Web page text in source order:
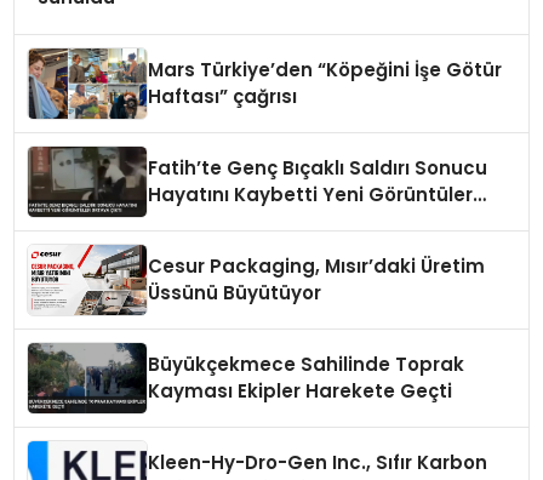
Mars Türkiye’den “Köpeğini İşe Götür
Haftası” çağrısı
Fatih’te Genç Bıçaklı Saldırı Sonucu
Hayatını Kaybetti Yeni Görüntüler
Cesur Packaging, Mısır’daki Üretim
Üssünü Büyütüyor
Büyükçekmece Sahilinde Toprak
Kayması Ekipler Harekete Geçti
Kleen-Hy-Dro-Gen Inc., Sıfır Karbon